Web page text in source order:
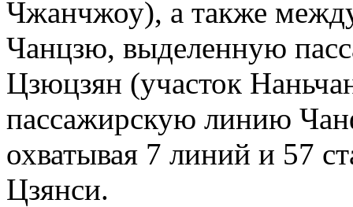
Чжанчжоу), а также
Чанцзю, выделенную
Цзюцзян (участок
пассажирскую линию
охватывая 7 линий и 57
Цзянси.